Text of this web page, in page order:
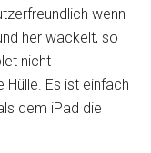
wenn
her wackelt, so
nicht
Es ist einfach
dem iPad die